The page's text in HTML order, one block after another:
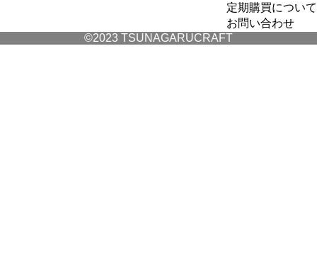
定期購買について
お問い合わせ
©2023 TSUNAGARUCRAFT